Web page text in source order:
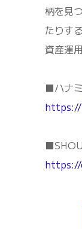
柄を見
たりす
資産運
■ハナ
https://
https://